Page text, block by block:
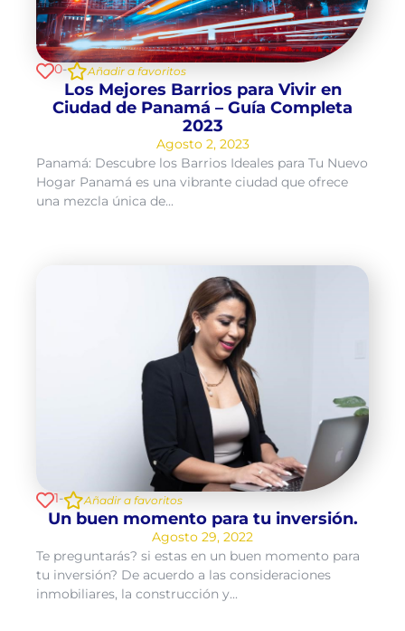
0- Añadir a favoritos
Los Mejores Barrios para Vivir en
Ciudad de Panamá – Guía Completa
2023
Agosto 2, 2023
Panamá: Descubre los Barrios Ideales para Tu Nuevo
Hogar Panamá es una vibrante ciudad que ofrece
una mezcla única de...
1- Añadir a favoritos
Un buen momento para tu inversión.
Agosto 29, 2022
Te preguntarás? si estas en un buen momento para
tu inversión? De acuerdo a las consideraciones
inmobiliares, la construcción y...